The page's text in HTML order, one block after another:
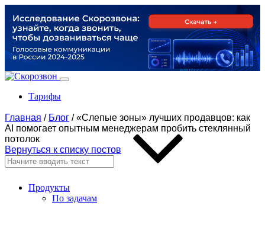
Тарифы
Продукты
По задачам
Главная / Блог / «Слепые зоны» лучших продавцов: как
AI помогает опытным менеджерам пробить стеклянный
потолок
Вернуться к списку постов